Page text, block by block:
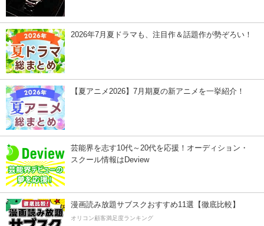
2026年7月夏ドラマも、注目作＆話題作が勢ぞろい！
【夏アニメ2026】7月期夏の新アニメを一挙紹介！
芸能界を志す10代～20代を応援！オーディション・
スクール情報はDeview
漫画読み放題サブスクおすすめ11選【徹底比較】
オリコン顧客満足度ランキング